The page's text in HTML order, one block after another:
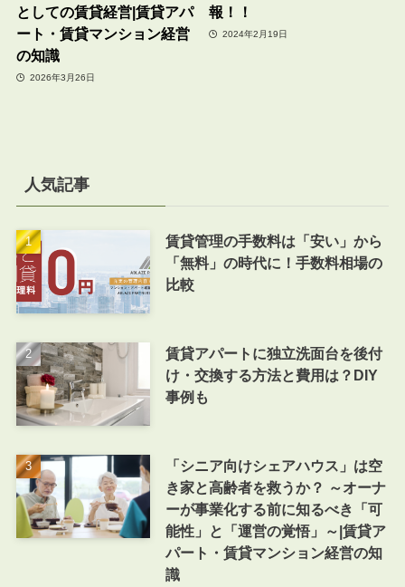
としての賃貸経営|賃貸アパ
ート・賃貸マンション経営
の知識
2026年3月26日
報！！
2024年2月19日
人気記事
賃貸管理の手数料は「安い」から
「無料」の時代に！手数料相場の
比較
賃貸アパートに独立洗面台を後付
け・交換する方法と費用は？DIY
事例も
「シニア向けシェアハウス」は空
き家と高齢者を救うか？ ～オーナ
ーが事業化する前に知るべき「可
能性」と「運営の覚悟」～|賃貸ア
パート・賃貸マンション経営の知
識